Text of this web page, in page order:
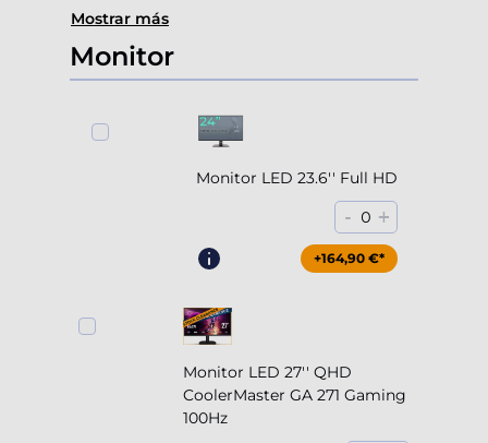
Mostrar más
Monitor
Monitor LED 23.6'' Full HD
- 0 +
+164,90 €*
Monitor LED 27'' QHD
CoolerMaster GA 271 Gaming
100Hz